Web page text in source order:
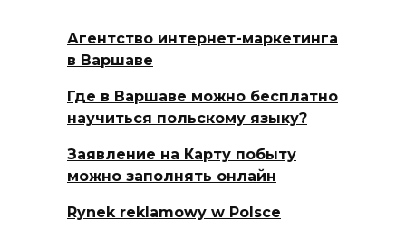
Агентство интернет-маркетинга
в Варшаве
Где в Варшаве можно бесплатно
научиться польскому языку?
Заявление на Карту побыту
можно заполнять онлайн
Rynek reklamowy w Polsce